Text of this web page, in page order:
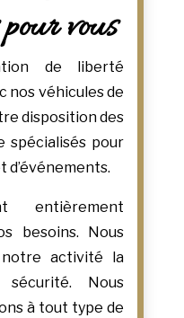
vous
de liberté
nos véhicules de
disposition des
spécialisés pour
entièrement
besoins. Nous
activité la
Nous
à tout type de